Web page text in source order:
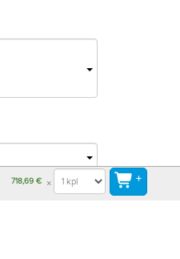
718,69 € +